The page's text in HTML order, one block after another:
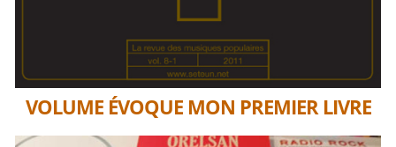
VOLUME ÉVOQUE MON PREMIER LIVRE